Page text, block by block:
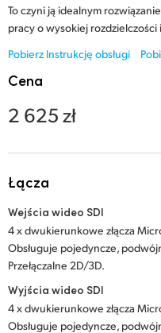
Korea
Mexico
Netherlands
New Zealand
Polska
Portugal
Singapore
South Africa
To czyni ją idealnym
pracy o wysokiej
Pobierz Instrukcję obsługi
Cena
2 625 zł
Łącza
Wejścia wideo SDI
4 x dwukierunkowe złącza
Obsługuje pojedyncze,
Przełączalne 2D/3D.
Wyjścia wideo SDI
4 x dwukierunkowe złącza
Obsługuje pojedyncze,